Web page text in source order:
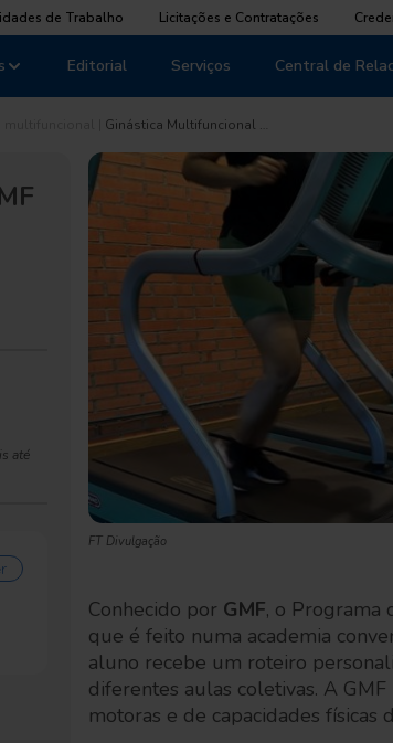
de Trabalho Licitações e Contratações
Editorial Serviços Central de
Ginástica Multifuncional …
até
FT Divulgação
Conhecido por GMF, o Programa
que é feito numa academia
aluno recebe um roteiro
diferentes aulas coletivas. A
motoras e de capacidades físicas